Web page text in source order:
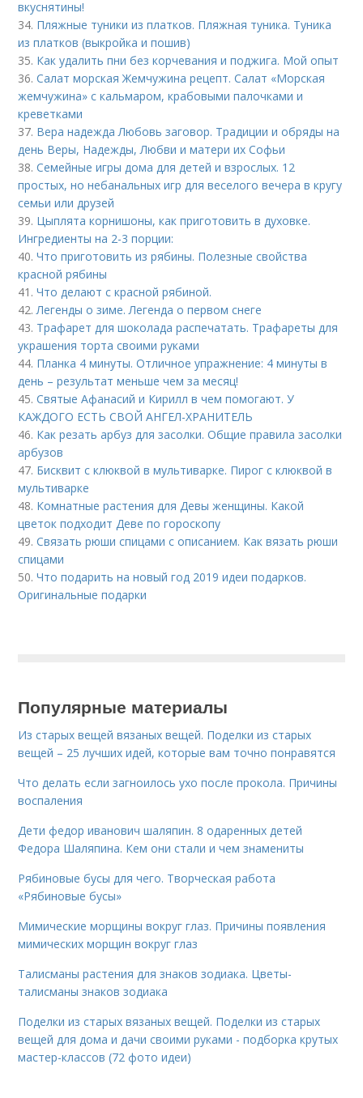
вкуснятины!
34. Пляжные туники из платков. Пляжная туника. Туника
из платков (выкройка и пошив)
35. Как удалить пни без корчевания и поджига. Мой опыт
36.Салат морская Жемчужина рецепт. Салат «Морская
жемчужина» с кальмаром, крабовыми палочками и
креветками
37. Вера надежда Любовь заговор. Традиции и обряды на
день Веры, Надежды, Любви и матери их Софьи
38.Семейные игры дома для детей и взрослых. 12
простых, но небанальных игр для веселого вечера в кругу
семьи или друзей
39. Цыплята корнишоны, как приготовить в духовке.
Ингредиенты на 2-3 порции:
40.Что приготовить из рябины. Полезные свойства
красной рябины
41.Что делают с красной рябиной.
42. Легенды о зиме. Легенда о первом снеге
43. Трафарет для шоколада распечатать. Трафареты для
украшения торта своими руками
44. Планка 4 минуты. Отличное упражнение: 4 минуты в
день – результат меньше чем за месяц!
45.Святые Афанасий и Кирилл в чем помогают. У
КАЖДОГО ЕСТЬ СВОЙ АНГЕЛ-ХРАНИТЕЛЬ
46. Как резать арбуз для засолки. Общие правила засолки
арбузов
47. Бисквит с клюквой в мультиварке. Пирог с клюквой в
мультиварке
48. Комнатные растения для Девы женщины. Какой
цветок подходит Деве по гороскопу
49.Связать рюши спицами с описанием. Как вязать рюши
спицами
50.Что подарить на новый год 2019 идеи подарков.
Оригинальные подарки
Популярные материалы
Из старых вещей вязаных вещей. Поделки из старых
вещей – 25 лучших идей, которые вам точно понравятся
Что делать если загноилось ухо после прокола. Причины
воспаления
Дети федор иванович шаляпин. 8 одаренных детей
Федора Шаляпина. Кем они стали и чем знамениты
Рябиновые бусы для чего. Творческая работа
«Рябиновые бусы»
Мимические морщины вокруг глаз. Причины появления
мимических морщин вокруг глаз
Талисманы растения для знаков зодиака. Цветы-
талисманы знаков зодиака
Поделки из старых вязаных вещей. Поделки из старых
вещей для дома и дачи своими руками - подборка крутых
мастер-классов (72 фото идеи)